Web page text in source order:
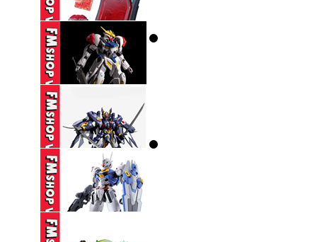
(CÓ TT) STORM
COLLECTIBLES TKOF
...
650,000 VND
DX ZEZTZ LICENSE
350,000 VND
(NOBOX-THIẾU PART-
SƠN LẠI) HG ...
270,000 VND
(NOBOX THIẾU PK
TAY) SEMBO ...
160,000 VND